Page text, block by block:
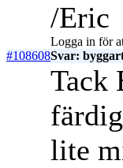
/Eric
Logga in för
#108608Svar:
Tack
lite